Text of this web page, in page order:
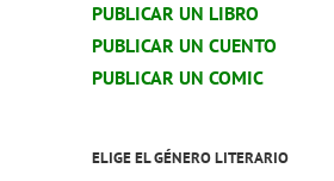
PUBLICAR UN LIBRO
PUBLICAR UN CUENTO
PUBLICAR UN COMIC
ELIGE EL GÉNERO LITERARIO